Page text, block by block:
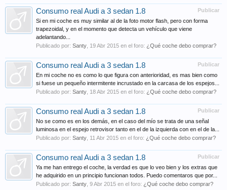
Publicar
Consumo real Audi a 3 sedan 1.8
Si en mi coche es muy similar al de la foto motor flash, pero con forma
trapezoidal, y en el momento que detecta un vehículo que viene
adelantando...
Publicado por: Santy 19 Abr 2015 en el foro: ¿Qué coche debo comprar?
Publicar
Consumo real Audi a 3 sedan 1.8
En mi coche no es como lo que figura con anterioridad, es mas bien como
si fuese un pequeño intermitente incrustado en la carcasa de los espejos...
Publicado por: Santy 18 Abr 2015 en el foro: ¿Qué coche debo comprar?
Publicar
Consumo real Audi a 3 sedan 1.8
No se como es en los demás, en el caso del mío se trata de una señal
luminosa en el espejo retrovisor tanto en el de la izquierda con en el de la...
Publicado por: Santy 11 Abr 2015 en el foro: ¿Qué coche debo comprar?
Publicar
Consumo real Audi a 3 sedan 1.8
Ya me han entrego el coche, la verdad es que lo veo bien y los extras que
he adquirido en un principio funcionan todos. Puedo comentaros que por...
Publicado por: Santy 9 Abr 2015 en el foro: ¿Qué coche debo comprar?